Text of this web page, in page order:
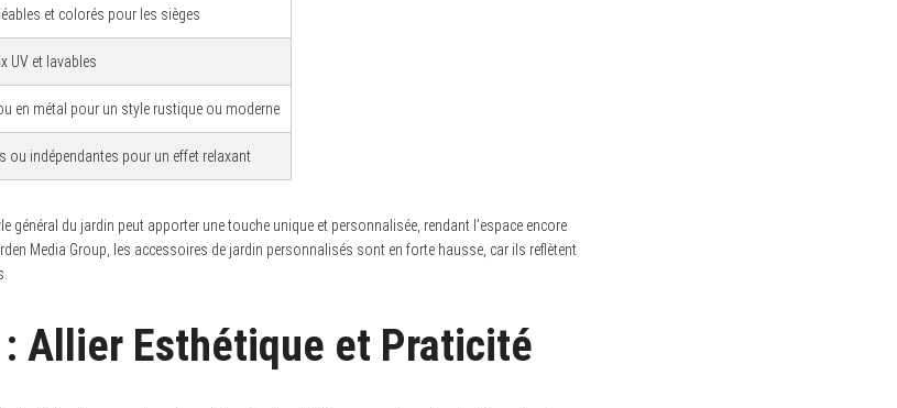
et colorés pour les sièges
UV et lavables
en métal pour un style rustique ou moderne
ou indépendantes pour un effet relaxant
général du jardin peut apporter une touche unique et personnalisée, rendant l’espace encore
Media Group, les accessoires de jardin personnalisés sont en forte hausse, car ils reflètent
Allier Esthétique et Praticité